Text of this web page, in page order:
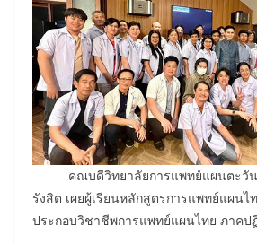
คณบดีวิทยาลัยการแพทย์แผนตะวัน
รังสิต เผยผู้เรียนหลักสูตรการแพทย์แผนไ
ประกอบวิชาชีพการแพทย์แผนไทย ภาคป